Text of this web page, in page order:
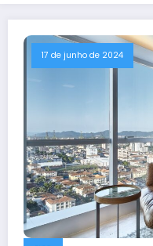
17 de junho de 2024